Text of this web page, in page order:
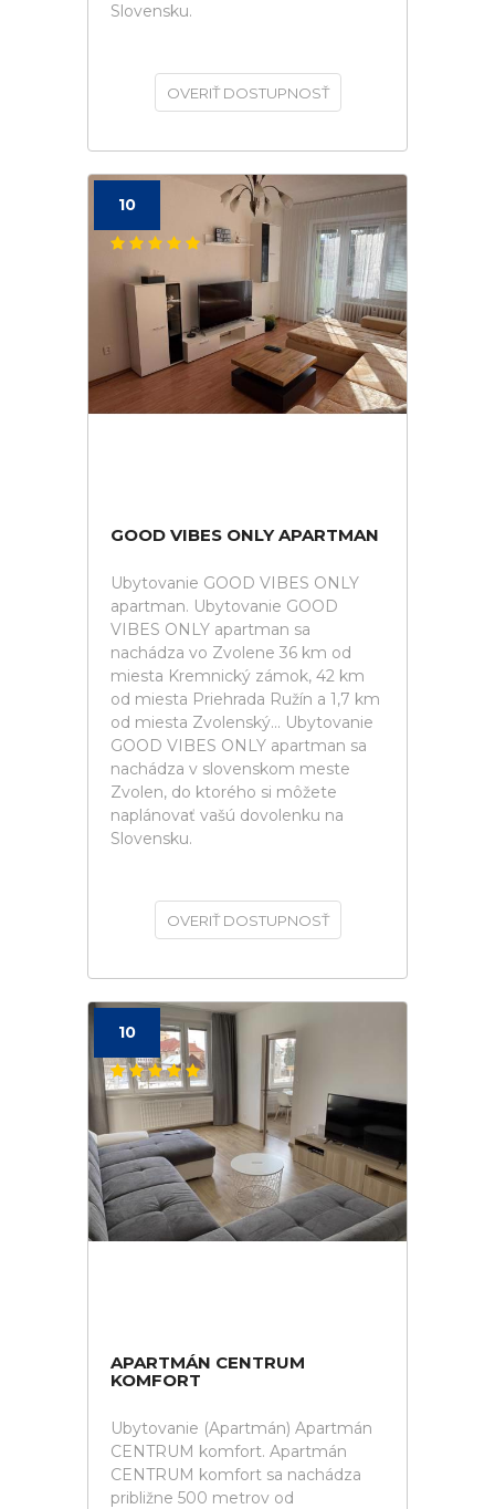
Slovensku.
OVERIŤ DOSTUPNOSŤ
10
GOOD VIBES ONLY APARTMAN
Ubytovanie GOOD VIBES ONLY
apartman. Ubytovanie GOOD
VIBES ONLY apartman sa
nachádza vo Zvolene 36 km od
miesta Kremnický zámok, 42 km
od miesta Priehrada Ružín a 1,7 km
od miesta Zvolenský... Ubytovanie
GOOD VIBES ONLY apartman sa
nachádza v slovenskom meste
Zvolen, do ktorého si môžete
naplánovať vašú dovolenku na
Slovensku.
OVERIŤ DOSTUPNOSŤ
10
APARTMÁN CENTRUM
KOMFORT
Ubytovanie (Apartmán) Apartmán
CENTRUM komfort. Apartmán
CENTRUM komfort sa nachádza
približne 500 metrov od